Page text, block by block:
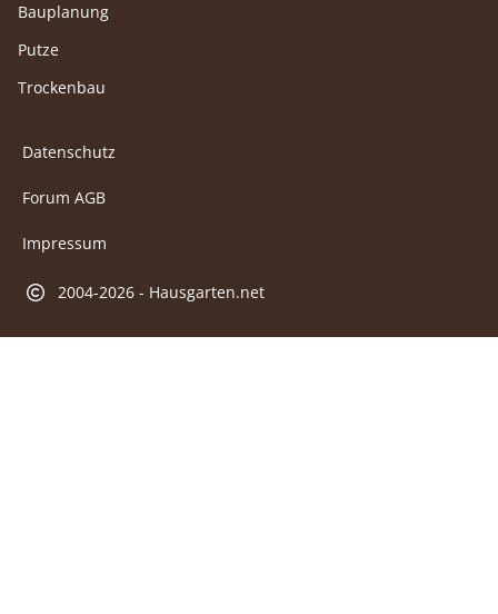
Bauplanung
Putze
Trockenbau
Datenschutz
Forum AGB
Impressum
2004-2026 - Hausgarten.net